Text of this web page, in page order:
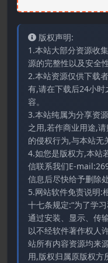
版权声明:
1.本站大部分资源收
源的完整性以及安全
2.本站资源仅供下载
有,请在下载后24小
容。
3.本站纯属为分享资
之用,若作商业用途,
的侵权行为,与本站无
4.如您是版权方,本站
信联系我们E-
信息后尽快给予删除
5.网站软件免责说明:
十七条规定:“为了学
通过安装、显示、传
以不经软件著作权人
站所有内容资源均来
用,版权归属原版权方